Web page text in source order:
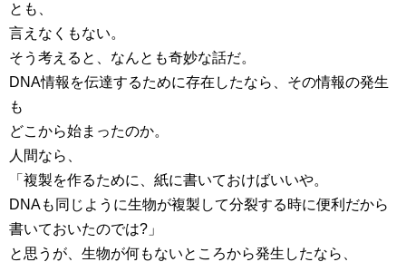
とも、
言えなくもない。
そう考えると、なんとも奇妙な話だ。
DNA情報を伝達するために存在したなら、その情報の発生
も
どこから始まったのか。
人間なら、
「複製を作るために、紙に書いておけばいいや。
DNAも同じように生物が複製して分裂する時に便利だから
書いておいたのでは?」
と思うが、生物が何もないところから発生したなら、